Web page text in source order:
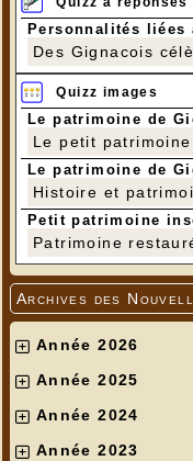
Personnalités
Des Gignacois
Quizz images
Le patrimoine de
Le petit patrimoine
Le patrimoine de
Histoire et
Petit patrimoine
Patrimoine
Archives des
Année 2026
Année 2025
Année 2024
Année 2023